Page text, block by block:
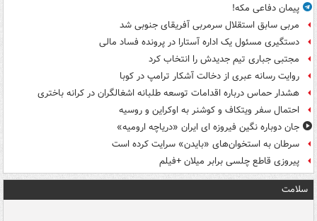
پیمان دفاعی مکه!
مربی سابق استقلال سرمربی آفریقای جنوبی شد
دستگیری مسئول یک اداره آستارا در پرونده فساد مالی
مجتبی جباری تیم جدیدش را انتخاب کرد
روایت رسانه عبری از دخالت آشکار ترامپ در کوبا
هشدار حماس درباره اقدامات توسعه طلبانه اشغالگران در کرانه باختری
احتمال سفر ویتکاف و کوشنر به اوکراین و روسیه
جان دوباره نگین فیروزه ای ایران «دریاچه ارومیه»
سرطان به استخوان‌های «بایدن» سرایت کرده است
پیروزی قاطع چلسی برابر میلان +فیلم
سلامت